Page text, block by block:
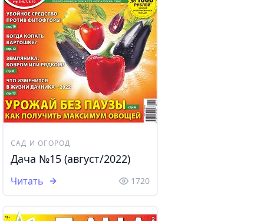
САД И ОГОРОД
Дача №15 (август/2022)
Читать 1720